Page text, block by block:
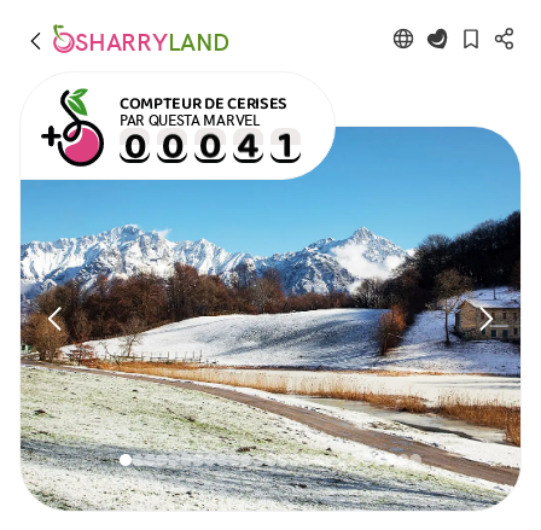
SHARRYLAND
COMPTEUR DE CERISES
PAR QUESTA MARVEL